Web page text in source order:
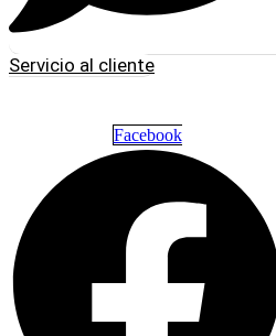
Servicio al cliente
Facebook